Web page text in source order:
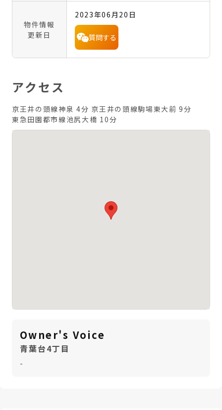
物件情報
更新日
2023年06月20日
質問する
アクセス
京王井の頭線神泉 4分 京王井の頭線駒場東大前 9分
東急田園都市線池尻大橋 10分
Owner's Voice
青葉台4丁目
-